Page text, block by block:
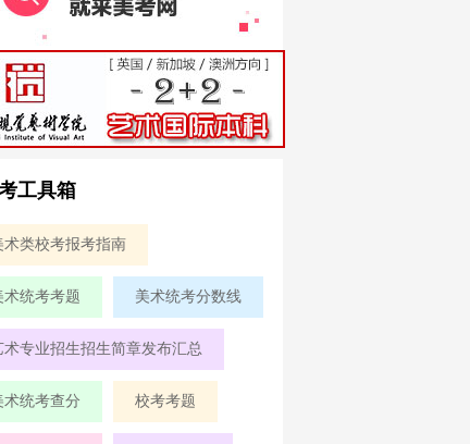
工具箱
术类校考报考指南
术统考考题 美术统考分数线
术专业招生招生简章发布汇总
术统考查分 校考考题